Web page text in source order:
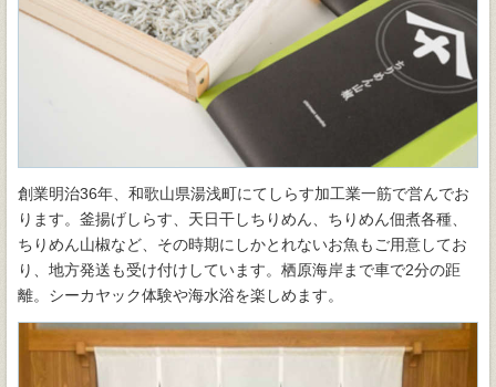
創業明治36年、和歌山県湯浅町にてしらす加工業一筋で営んでお
ります。釜揚げしらす、天日干しちりめん、ちりめん佃煮各種、
ちりめん山椒など、その時期にしかとれないお魚もご用意してお
り、地方発送も受け付けしています。栖原海岸まで車で2分の距
離。シーカヤック体験や海水浴を楽しめます。